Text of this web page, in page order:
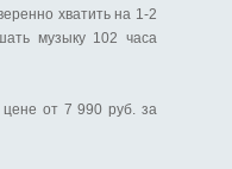
хватить на 1-2
музыку 102 часа
от 7 990 руб. за